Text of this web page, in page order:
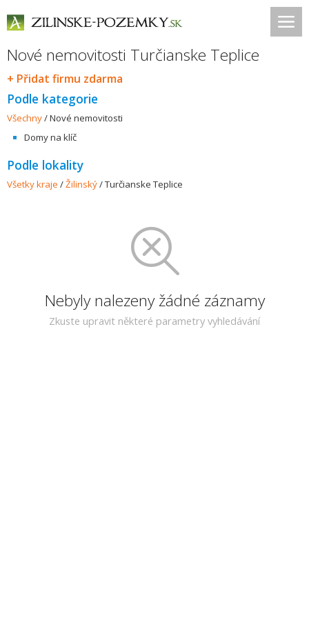
Nové nemovitosti Turčianske Teplice
+ Přidat firmu zdarma
Podle kategorie
Všechny/Nové nemovitosti
Domy na klíč
Podle lokality
Všetky kraje /Žilinský/Turčianske Teplice
Nebyly nalezeny žádné záznamy
Zkuste upravit některé parametry vyhledávání